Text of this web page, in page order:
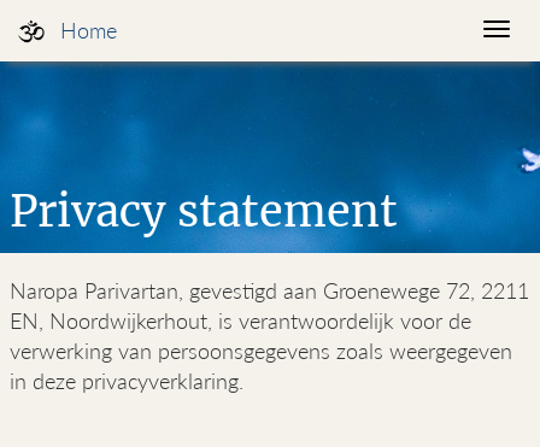
Home
Privacy statement
Naropa Parivartan, gevestigd aan Groenewege 72, 2211
EN, Noordwijkerhout, is verantwoordelijk voor de
verwerking van persoonsgegevens zoals weergegeven
in deze privacyverklaring.